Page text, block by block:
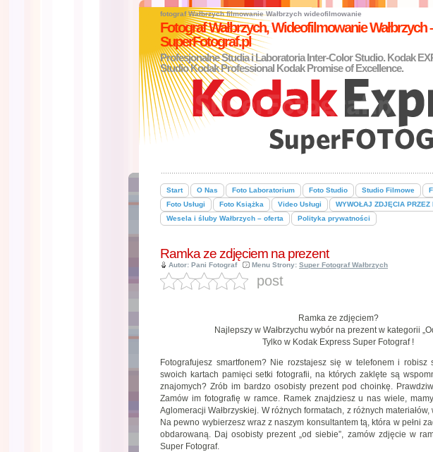
fotograf Wałbrzych filmowanie Wałbrzych wideofilmowanie
Fotograf Wałbrzych, Wideofilmowanie Wałbrzych
SuperFotograf.pl
Profesjonalne Studia i Laboratoria Inter-Color Studio. Kodak
Studio Kodak Professional Kodak Promise of Excellence.
Start O Nas Foto Laboratorium Foto Studio Studio Filmowe
Foto Usługi
Foto Książka Video Usługi
WYWOŁAJ ZDJĘCIA PRZEZ
Wesela i śluby Wałbrzych – oferta
Polityka prywatności
Ramka ze zdjęciem na prezent
Autor: Pani Fotograf Menu Strony: Super Fotograf Wałbrzych
post
Ramka ze zdjęciem?
Najlepszy w Wałbrzychu wybór na prezent w kategorii
Tylko w Kodak Express Super Fotograf !
Fotografujesz smartfonem? Nie rozstajesz się w telefonem i robisz
swoich kartach pamięci setki fotografii, na których zaklęte są
znajomych? Zrób im bardzo osobisty prezent pod choinkę.
Zamów im fotografię w ramce. Ramek znajdziesz u nas wiele,
Aglomeracji Wałbrzyskiej. W różnych formatach, z różnych
Na pewno wybierzesz wraz z naszym konsultantem tą, która w pełni
obdarowaną. Daj osobisty prezent „od siebie”, zamów zdjęcie w
Super Fotograf.